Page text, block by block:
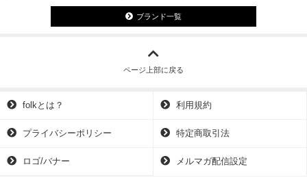
ブランド一覧
ページ上部に戻る
folkとは？ 利用規約
プライバシーポリシー 特定商取引法
ロゴ/バナー メルマガ配信設定